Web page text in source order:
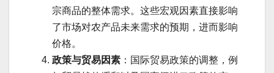
宗商品的整体需求。这些宏观因素直接影响
了市场对农产品未来需求的预期，进而影响
价格。
政策与贸易因素 ：国际贸易政策的调整，例